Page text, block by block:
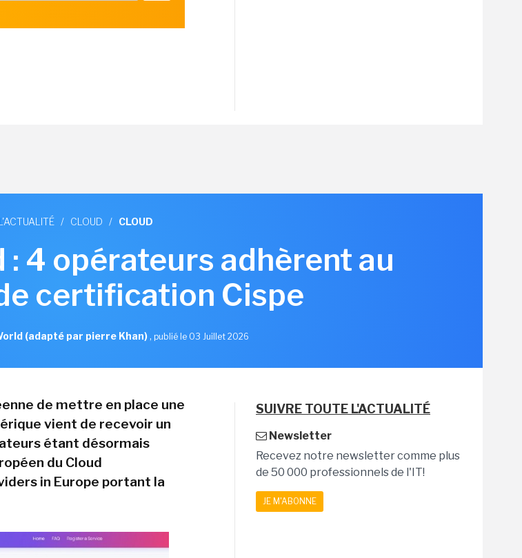
/ CLOUD / CLOUD
4 opérateurs adhèrent au
certification Cispe
(adapté par pierre Khan), publié le 03 Juillet 2026
de mettre en place une
vient de recevoir un
étant désormais
du Cloud
in Europe portant la
SUIVRE TOUTE L'ACTUALITÉ
Newsletter
Recevez notre newsletter comme plus
de 50 000 professionnels de l'IT!
JE M'ABONNE